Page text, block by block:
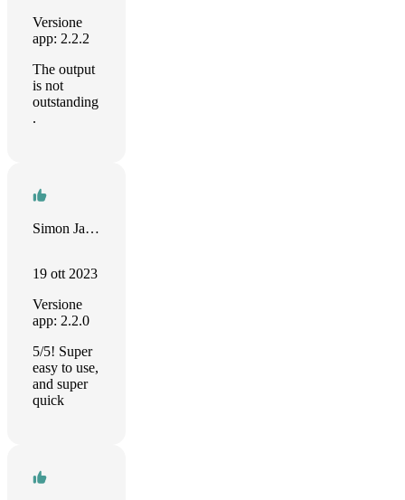
Versione
app: 2.2.2
The output
is not
outstanding
.
Simon James
19 ott 2023
Versione
app: 2.2.0
5/5! Super
easy to use,
and super
quick